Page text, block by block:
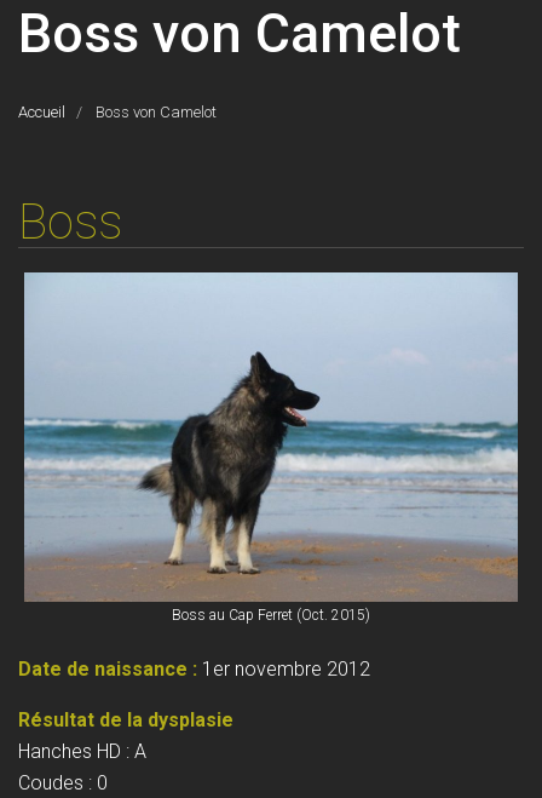
Boss von Camelot
Accueil Boss von Camelot
Boss
Boss au Cap Ferret (Oct. 2015)
Date de naissance : 1er novembre 2012
Résultat de la dysplasie
Hanches HD : A
Coudes : 0